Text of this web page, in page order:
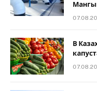
В